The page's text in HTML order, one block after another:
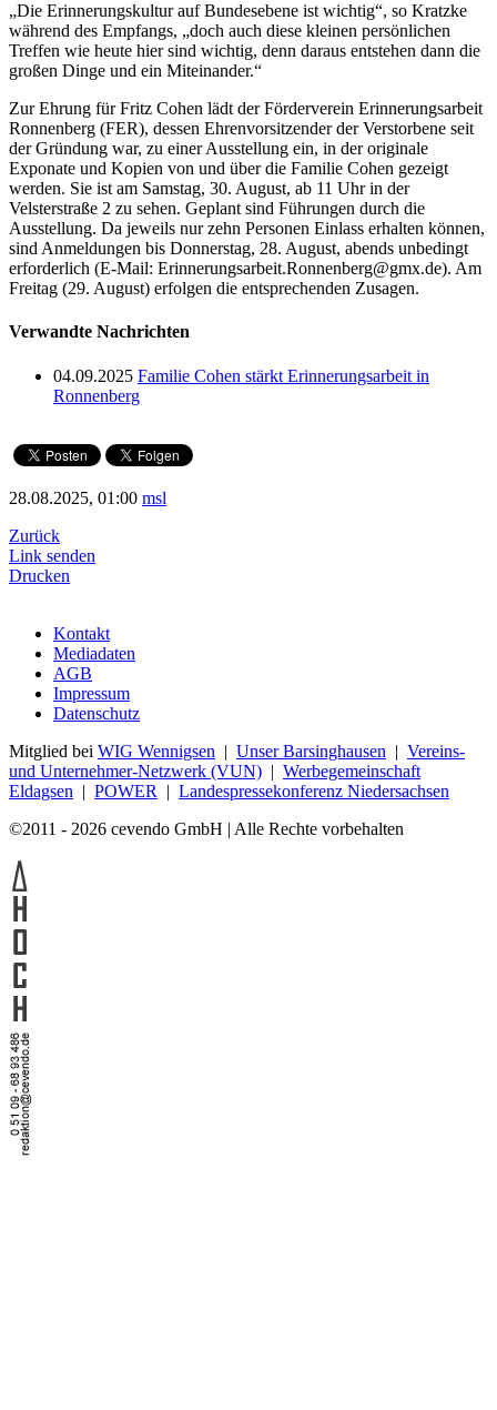
„Die Erinnerungskultur auf Bundesebene ist wichtig“, so Kratzke
während des Empfangs, „doch auch diese kleinen persönlichen
Treffen wie heute hier sind wichtig, denn daraus entstehen dann die
großen Dinge und ein Miteinander.“
Zur Ehrung für Fritz Cohen lädt der Förderverein Erinnerungsarbeit
Ronnenberg (FER), dessen Ehrenvorsitzender der Verstorbene seit
der Gründung war, zu einer Ausstellung ein, in der originale
Exponate und Kopien von und über die Familie Cohen gezeigt
werden. Sie ist am Samstag, 30. August, ab 11 Uhr in der
Velsterstraße 2 zu sehen. Geplant sind Führungen durch die
Ausstellung. Da jeweils nur zehn Personen Einlass erhalten können,
sind Anmeldungen bis Donnerstag, 28. August, abends unbedingt
erforderlich (E-Mail: Erinnerungsarbeit.Ronnenberg@gmx.de). Am
Freitag (29. August) erfolgen die entsprechenden Zusagen.
Verwandte Nachrichten
04.09.2025 Familie Cohen stärkt Erinnerungsarbeit in
Ronnenberg
28.08.2025, 01:00 msl
Zurück
Link senden
Drucken
Kontakt
Mediadaten
AGB
Impressum
Datenschutz
Mitglied bei WIG Wennigsen | Unser Barsinghausen | Vereins-
und Unternehmer-Netzwerk (VUN) | Werbegemeinschaft
Eldagsen | POWER | Landespressekonferenz Niedersachsen
©2011 - 2026 cevendo GmbH | Alle Rechte vorbehalten